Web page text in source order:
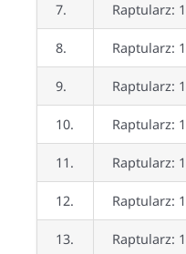
7. Raptularz:
8. Raptularz:
9. Raptularz:
10. Raptularz:
11. Raptularz:
12. Raptularz:
13. Raptularz: